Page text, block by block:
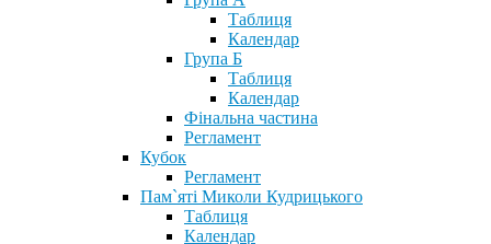
Таблиця
Календар
Група Б
Таблиця
Календар
Фінальна частина
Регламент
Кубок
Регламент
Пам`яті Миколи Кудрицького
Таблиця
Календар